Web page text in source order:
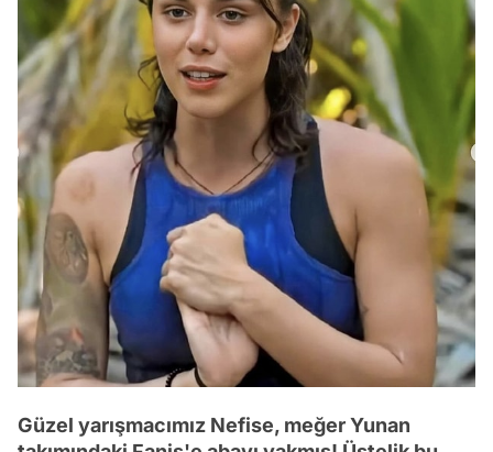
Güzel yarışmacımız Nefise, meğer Yunan